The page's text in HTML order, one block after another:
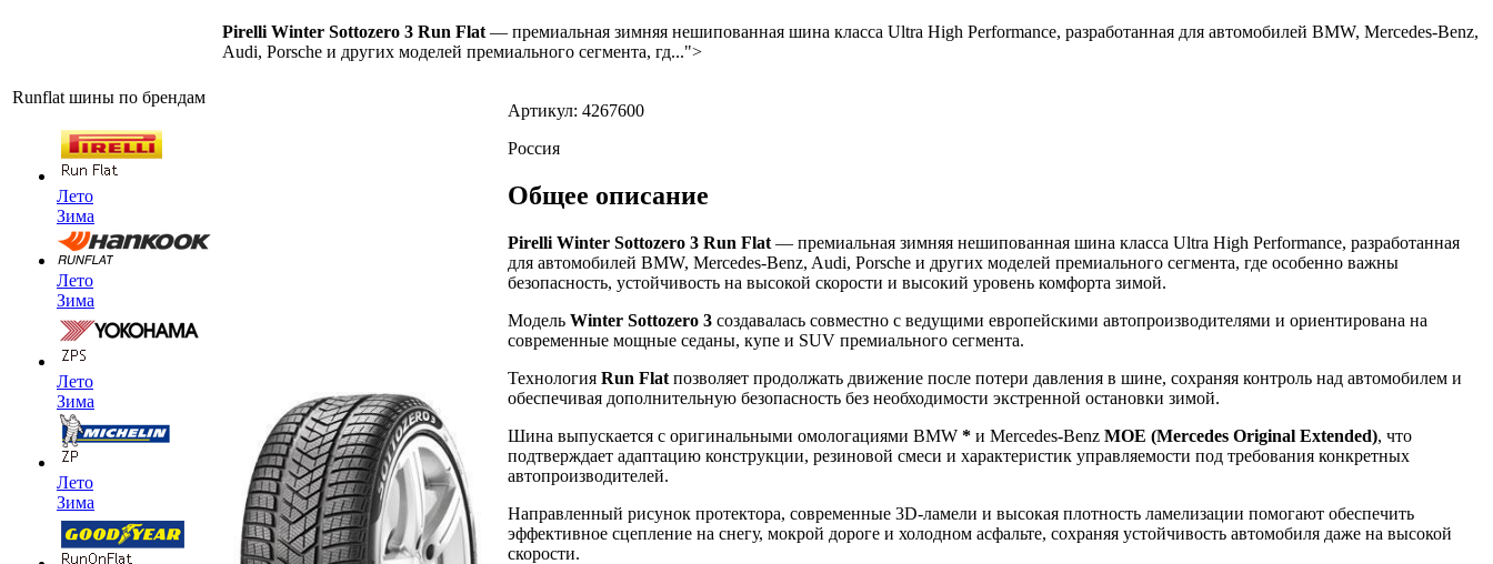
Runflat шины по брендам
Лето
Зима
Лето
Зима
Лето
Зима
Лето
Зима
Pirelli Winter Sottozero 3 Run Flat — премиальная зимняя нешипованная шина класса Ultra High Performance, разработанная для автомобилей BMW, Mercedes-Benz,
Audi, Porsche и других моделей премиального сегмента, гд...">
Артикул: 4267600
Россия
Общее описание
Pirelli Winter Sottozero 3 Run Flat — премиальная зимняя нешипованная шина класса Ultra High Performance, разработанная
для автомобилей BMW, Mercedes-Benz, Audi, Porsche и других моделей премиального сегмента, где особенно важны
безопасность, устойчивость на высокой скорости и высокий уровень комфорта зимой.
Модель Winter Sottozero 3 создавалась совместно с ведущими европейскими автопроизводителями и ориентирована на
современные мощные седаны, купе и SUV премиального сегмента.
Технология Run Flat позволяет продолжать движение после потери давления в шине, сохраняя контроль над автомобилем и
обеспечивая дополнительную безопасность без необходимости экстренной остановки зимой.
Шина выпускается с оригинальными омологациями BMW * и Mercedes-Benz MOE (Mercedes Original Extended), что
подтверждает адаптацию конструкции, резиновой смеси и характеристик управляемости под требования конкретных
автопроизводителей.
Направленный рисунок протектора, современные 3D-ламели и высокая плотность ламелизации помогают обеспечить
эффективное сцепление на снегу, мокрой дороге и холодном асфальте, сохраняя устойчивость автомобиля даже на высокой
скорости.